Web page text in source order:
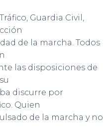
Guardia Civil,
de la marcha. Todos
las disposiciones de
discurre por
Quien
de la marcha y no